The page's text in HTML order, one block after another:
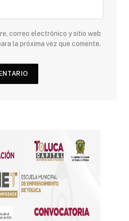
correo electrónico y sitio web
la próxima vez que comente.